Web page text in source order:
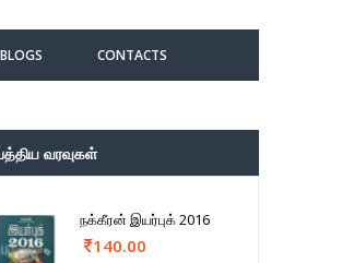
BLOGS CONTACTS
வரவுகள்
நக்கீரன் இயர்புக் 2016
140.00